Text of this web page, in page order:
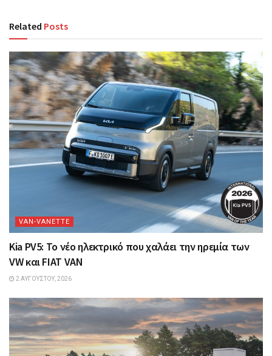
Related Posts
VAN-VANETTΕ
Kia PV5: Το νέο ηλεκτρικό που χαλάει την ηρεμία των
VW και FIAT VAN
2 ΑΥΓΟΎΣΤΟΥ, 2026